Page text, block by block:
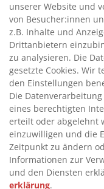
>
HANDPUMPEN
>
TANKANLAGEN
>
ADBLUE®
INFORMATIONEN
>
FAQ
>
VERTRAG
>
WIDERRUFSRECHT
>
unserer Website und
von Besucher:innen
z.B. Inhalte und
Drittanbietern
zu analysieren. Die
gesetzte Cookies. Wir
den Einstellungen
Die
eines berechtigten
erteilt oder abgelehnt
einzuwilligen und die
Zeitpunkt zu ändern
Informationen zur
und den Diensten
erklärung.